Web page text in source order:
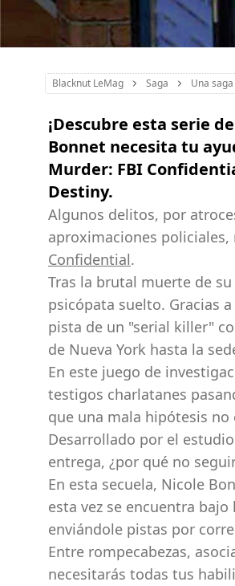
Blacknut LeMag Saga Una
¡Descubre esta serie
Bonnet necesita tu
Murder: FBI
Destiny.
Algunos delitos, por
aproximaciones
Confidential.
Tras la brutal muerte de
psicópata suelto. Gracias
pista de un "serial killer"
de Nueva York hasta la
En este juego de
testigos charlatanes
que una mala hipótesis
Desarrollado por el
entrega, ¿por qué no
En esta secuela, Nicole
esta vez se encuentra
enviándole pistas por
Entre rompecabezas,
necesitarás todas tus